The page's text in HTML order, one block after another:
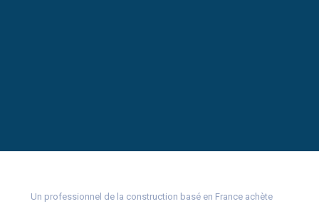
Un professionnel de la construction basé en France achète